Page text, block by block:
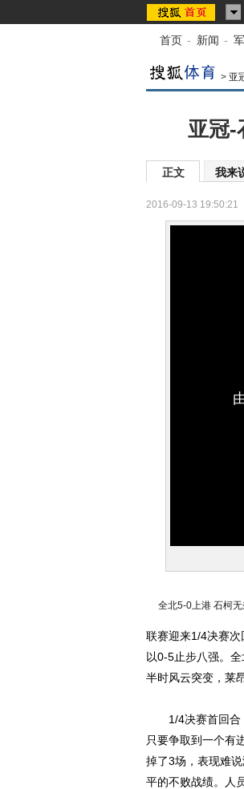
首页 - 新闻 -
> 亚
亚冠-
正文 我来
2016-09-13 19:50:21
全北5-0上港 石柯
联赛迎来1/4决赛
以0-5止步八强。
半时风云突变，莱
1/4决赛首回合，
只要争取到一个有
掉了3场，表现难
平的不败战绩。人